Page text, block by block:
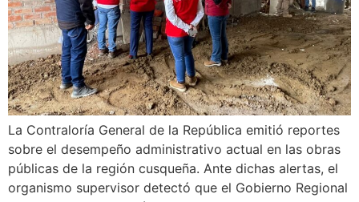
La Contraloría General de la República emitió reportes
sobre el desempeño administrativo actual en las obras
públicas de la región cusqueña. Ante dichas alertas, el
organismo supervisor detectó que el Gobierno Regional